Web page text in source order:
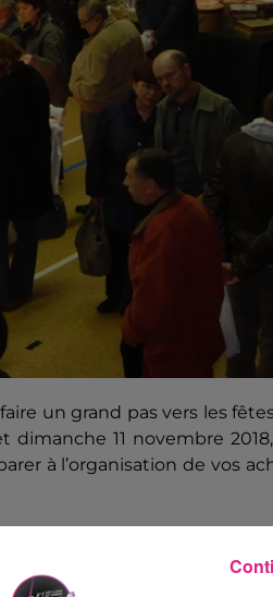
un grand pas vers les
11 novembre
à l’organisation de vos
en est besoin, qu’il n’est
toujours plus de